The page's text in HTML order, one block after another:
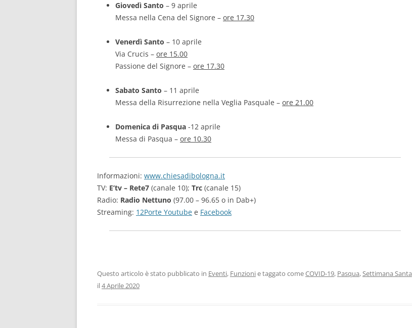
Giovedì Santo – 9 aprile
Messa nella Cena del Signore – ore 17.30
Venerdì Santo – 10 aprile
Via Crucis – ore 15.00
Passione del Signore – ore 17.30
Sabato Santo – 11 aprile
Messa della Risurrezione nella Veglia Pasquale – ore 21.00
Domenica di Pasqua -12 aprile
Messa di Pasqua – ore 10.30
Informazioni: www.chiesadibologna.it
TV: E’tv – Rete7 (canale 10); Trc (canale 15)
Radio: Radio Nettuno (97.00 – 96.65 o in Dab+)
Streaming: 12Porte Youtube e Facebook
Questo articolo è stato pubblicato in Eventi, Funzionie taggato comeCOVID-19, Pasqua,Settimana Santa
il4 Aprile 2020